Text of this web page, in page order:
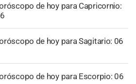
de hoy para Capricornio:
de hoy para Sagitario: 06
de hoy para Escorpio: 06